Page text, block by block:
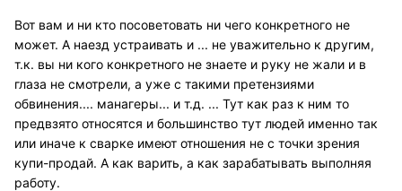
Вот вам и ни кто посоветовать ни чего конкретного не
может. А наезд устраивать и ... не уважительно к другим,
т.к. вы ни кого конкретного не знаете и руку не жали и в
глаза не смотрели, а уже с такими претензиями
обвинения.... манагеры... и т.д. ... Тут как раз к ним то
предвзято относятся и большинство тут людей именно так
или иначе к сварке имеют отношения не с точки зрения
купи-продай. А как варить, а как зарабатывать выполняя
работу.